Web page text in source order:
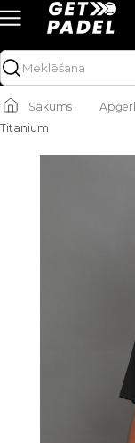
Sākums
Titanium